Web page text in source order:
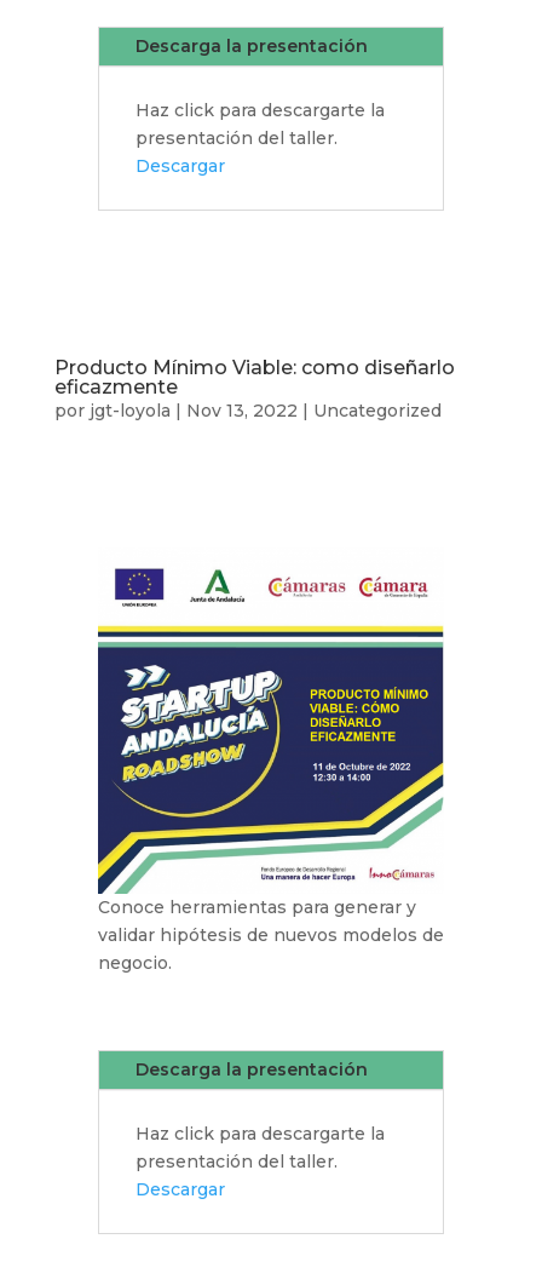
Descarga la presentación
Haz click para descargarte la
presentación del taller.
Descargar
Producto Mínimo Viable: como diseñarlo
eficazmente
por jgt-loyola | Nov 13, 2022 | Uncategorized
Conoce herramientas para generar y
validar hipótesis de nuevos modelos de
negocio.
Descarga la presentación
Haz click para descargarte la
presentación del taller.
Descargar